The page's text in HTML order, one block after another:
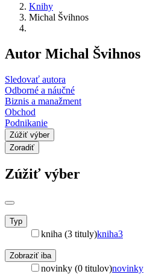
Knihy
Michal Švihnos
Autor Michal Švihnos
Sledovať autora
Odborné a náučné
Biznis a manažment
Obchod
Podnikanie
Zúžiť výber
Zoradiť
Zúžiť výber
Typ
kniha (3 tituly)kniha3
Zobraziť iba
novinky (0 titulov)novinky